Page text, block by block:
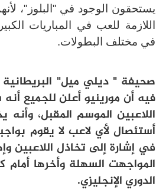
يستحقون الوجود في "البلوز"،
اللازمة للعب في المباريات
في مختلف البطولات.
صحيفة " ديلي ميل"
فيه أن مورينيو أعلن للجميع
اللاعبين الموسم المقبل،
أستئصال لأي لاعب لا يقوم
في إشارة إلى تخاذل اللاعبين
المواجهت السهلة وأخرها
الدوري الإنجليزي.